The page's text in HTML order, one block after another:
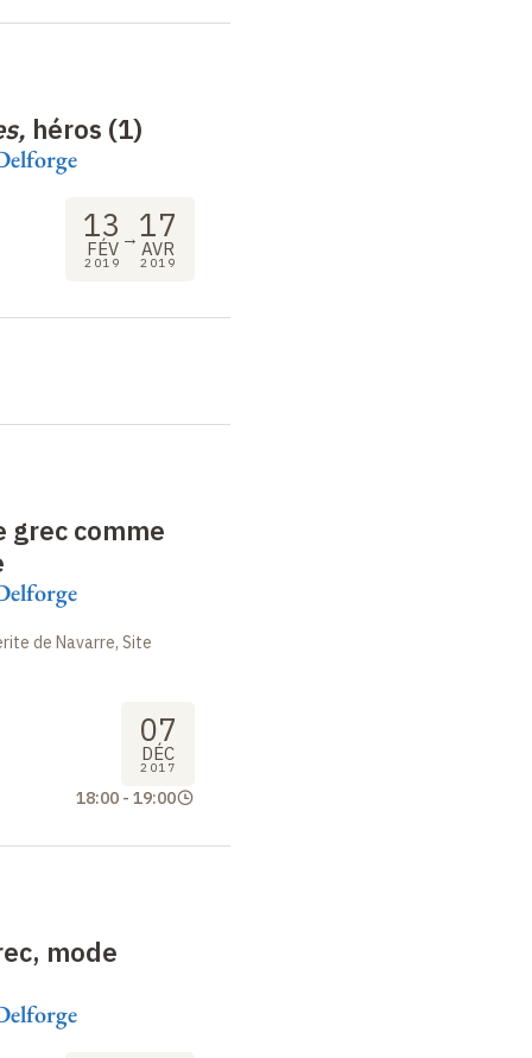
héros (1)
13
FÉV
2019
→ 17
AVR
2019
grec comme
de Navarre, Site
07
DÉC
2017
18:00 - 19:00
mode